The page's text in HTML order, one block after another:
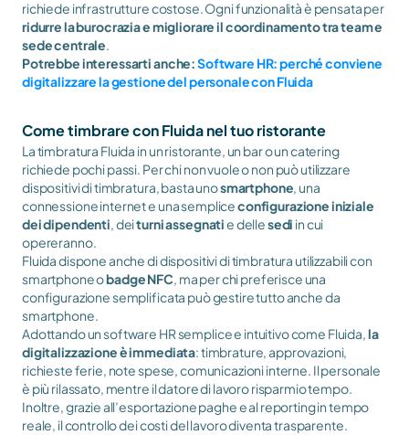
ridurre la burocrazia e migliorare il coordinamento tra team e
sede centrale.
Potrebbe interessarti anche: Software HR: perché conviene
digitalizzare la gestione del personale con Fluida
Come timbrare con Fluida nel tuo ristorante
La timbratura Fluida in un ristorante, un bar o un catering
richiede pochi passi. Per chi non vuole o non può utilizzare
dispositivi di timbratura, basta uno smartphone, una
connessione internet e una semplice configurazione iniziale
dei dipendenti, dei turni assegnati e delle sedi in cui
opereranno.
Fluida dispone anche di dispositivi di timbratura utilizzabili con
smartphone o badge NFC, ma per chi preferisce una
configurazione semplificata può gestire tutto anche da
smartphone.
Adottando un software HR semplice e intuitivo come Fluida, la
digitalizzazione è immediata: timbrature, approvazioni,
richieste ferie, note spese, comunicazioni interne. Il personale
è più rilassato, mentre il datore di lavoro risparmio tempo.
Inoltre, grazie all’esportazione paghe e al reporting in tempo
reale, il controllo dei costi del lavoro diventa trasparente.